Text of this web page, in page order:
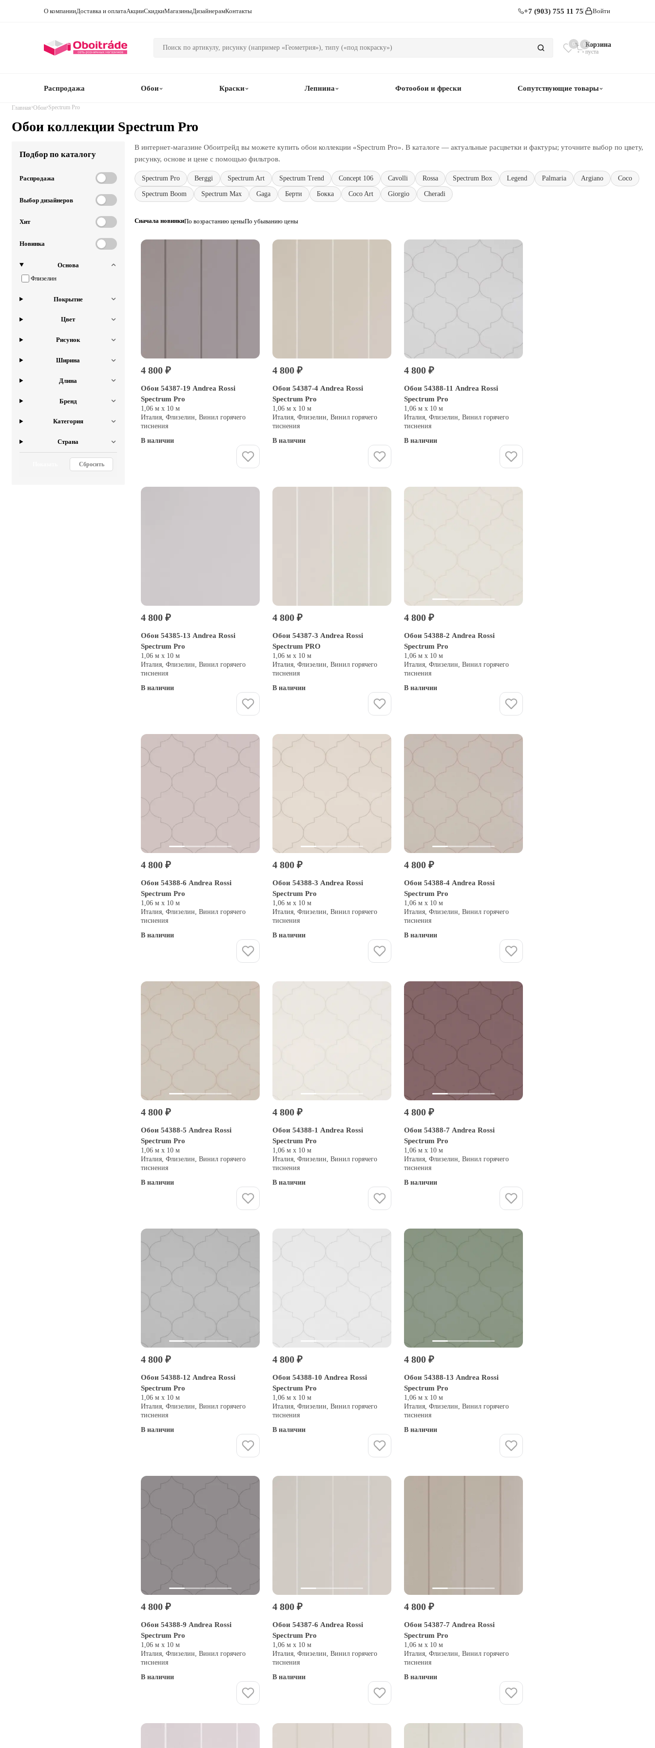
О компанииДоставка и оплатаАкцииСкидкиМагазиныДизайнерамКонтакты +7 (903) 755 11 75 Войти
0 0Корзина
пуста
Распродажа Обои Краски Лепнина Фотообои и фрески Сопутствующие товары
Главная›Обои›Spectrum Pro
Обои коллекции Spectrum Pro
Подбор по каталогу
Распродажа
Выбор дизайнеров
Хит
Новинка
Основа
Флизелин
Покрытие
Цвет
Рисунок
Ширина
Длина
Бренд
Категория
Страна
Сбросить
В интернет-магазине Обоитрейд вы можете купить обои коллекции «Spectrum Pro». В каталоге — актуальные расцветки и фактуры; уточните выбор по цвету,
рисунку, основе и цене с помощью фильтров.
Spectrum Pro Berggi Spectrum Art Spectrum Trend Concept 106 Cavolli Rossa Spectrum Box Legend Palmaria Argiano Coco
Spectrum Boom Spectrum Max Gaga Берти Бокка Coco Art Giorgio Cheradi
Сначала новинкиПо возрастанию ценыПо убыванию цены
4 800 ₽
Обои 54387-19 Andrea Rossi
Spectrum Pro
1,06 м х 10 м
Италия, Флизелин, Винил горячего
тиснения
В наличии
4 800 ₽
Обои 54387-4 Andrea Rossi
Spectrum Pro
1,06 м х 10 м
Италия, Флизелин, Винил горячего
тиснения
В наличии
4 800 ₽
Обои 54388-11 Andrea Rossi
Spectrum Pro
1,06 м х 10 м
Италия, Флизелин, Винил горячего
тиснения
В наличии
4 800 ₽
Обои 54385-13 Andrea Rossi
Spectrum Pro
1,06 м х 10 м
Италия, Флизелин, Винил горячего
тиснения
В наличии
4 800 ₽
Обои 54387-3 Andrea Rossi
Spectrum PRO
1,06 м х 10 м
Италия, Флизелин, Винил горячего
тиснения
В наличии
4 800 ₽
Обои 54388-2 Andrea Rossi
Spectrum Pro
1,06 м х 10 м
Италия, Флизелин, Винил горячего
тиснения
В наличии
4 800 ₽
Обои 54388-6 Andrea Rossi
Spectrum Pro
1,06 м х 10 м
Италия, Флизелин, Винил горячего
тиснения
В наличии
4 800 ₽
Обои 54388-3 Andrea Rossi
Spectrum Pro
1,06 м х 10 м
Италия, Флизелин, Винил горячего
тиснения
В наличии
4 800 ₽
Обои 54388-4 Andrea Rossi
Spectrum Pro
1,06 м х 10 м
Италия, Флизелин, Винил горячего
тиснения
В наличии
4 800 ₽
Обои 54388-5 Andrea Rossi
Spectrum Pro
1,06 м х 10 м
Италия, Флизелин, Винил горячего
тиснения
В наличии
4 800 ₽
Обои 54388-1 Andrea Rossi
Spectrum Pro
1,06 м х 10 м
Италия, Флизелин, Винил горячего
тиснения
В наличии
4 800 ₽
Обои 54388-7 Andrea Rossi
Spectrum Pro
1,06 м х 10 м
Италия, Флизелин, Винил горячего
тиснения
В наличии
4 800 ₽
Обои 54388-12 Andrea Rossi
Spectrum Pro
1,06 м х 10 м
Италия, Флизелин, Винил горячего
тиснения
В наличии
4 800 ₽
Обои 54388-10 Andrea Rossi
Spectrum Pro
1,06 м х 10 м
Италия, Флизелин, Винил горячего
тиснения
В наличии
4 800 ₽
Обои 54388-13 Andrea Rossi
Spectrum Pro
1,06 м х 10 м
Италия, Флизелин, Винил горячего
тиснения
В наличии
4 800 ₽
Обои 54388-9 Andrea Rossi
Spectrum Pro
1,06 м х 10 м
Италия, Флизелин, Винил горячего
тиснения
В наличии
4 800 ₽
Обои 54387-6 Andrea Rossi
Spectrum Pro
1,06 м х 10 м
Италия, Флизелин, Винил горячего
тиснения
В наличии
4 800 ₽
Обои 54387-7 Andrea Rossi
Spectrum Pro
1,06 м х 10 м
Италия, Флизелин, Винил горячего
тиснения
В наличии